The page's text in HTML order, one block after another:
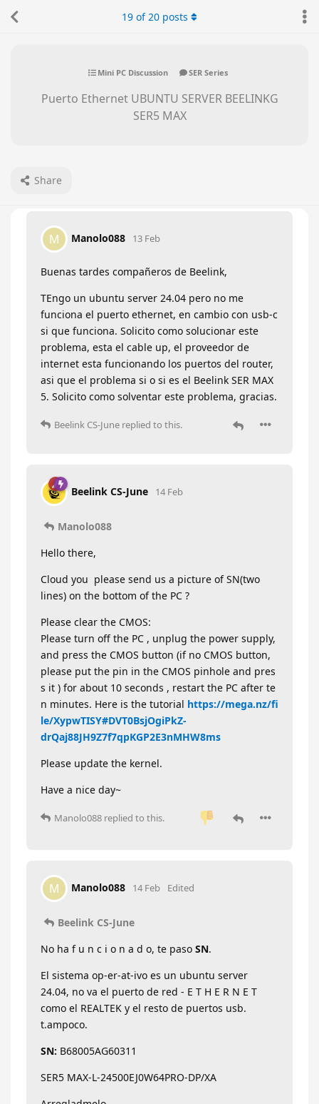
Mini PC Discussion SER Series
Puerto Ethernet UBUNTU SERVER BEELINKG
SER5 MAX
Share
19 of20 posts
M Manolo088 13 Feb
Buenas tardes compañeros de Beelink,
TEngo un ubuntu server 24.04 pero no me
funciona el puerto ethernet, en cambio con usb-c
si que funciona. Solicito como solucionar este
problema, esta el cable up, el proveedor de
internet esta funcionando los puertos del router,
asi que el problema si o si es el Beelink SER MAX
5. Solicito como solventar este problema, gracias.
Beelink CS-June replied to this.
Beelink CS-June 14 Feb
Manolo088
Hello there,
Cloud you please send us a picture of SN(two
lines) on the bottom of the PC ?
Please clear the CMOS:
Please turn off the PC , unplug the power supply,
and press the CMOS button (if no CMOS button,
please put the pin in the CMOS pinhole and pres
s it ) for about 10 seconds , restart the PC after te
n minutes. Here is the tutorial https://mega.nz/fi
le/XypwTISY#DVT0BsjOgiPkZ-
drQaj88JH9Z7f7qpKGP2E3nMHW8ms
Please update the kernel.
Have a nice day~
Manolo088 replied to this.
M Manolo088 14 Feb Edited
Beelink CS-June
No ha f u n c i o n a d o, te paso SN.
El sistema op-er-at-ivo es un ubuntu server
24.04, no va el puerto de red - E T H E R N E T
como el REALTEK y el resto de puertos usb.
t.ampoco.
SN: B68005AG60311
SER5 MAX-L-24500EJ0W64PRO-DP/XA